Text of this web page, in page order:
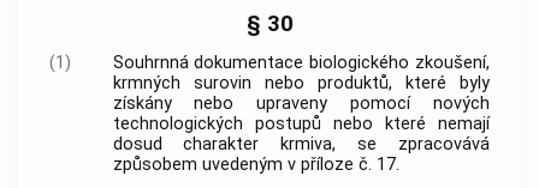
§ 30
(1) Souhrnná dokumentace biologického zkoušení,
krmných surovin nebo produktů, které byly
získány nebo upraveny pomocí nových
technologických postupů nebo které nemají
dosud charakter krmiva, se zpracovává
způsobem uvedeným v příloze č. 17.